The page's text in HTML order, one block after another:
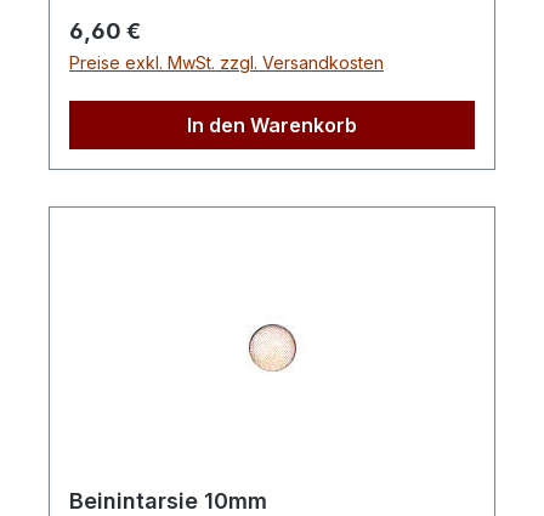
Regulärer Preis:
6,60 €
Preise exkl. MwSt. zzgl. Versandkosten
In den Warenkorb
Beinintarsie 10mm